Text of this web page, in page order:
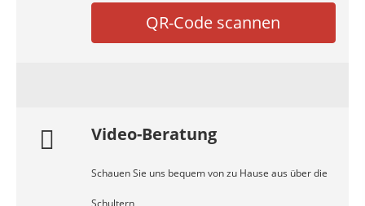
QR-Code scannen
Video-Beratung
Schauen Sie uns bequem von zu Hause aus über die
Schultern